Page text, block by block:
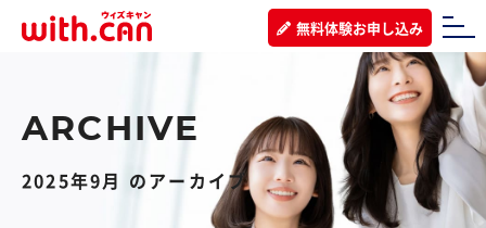
無料体験お申し込み
2025年9月 のアーカイブ